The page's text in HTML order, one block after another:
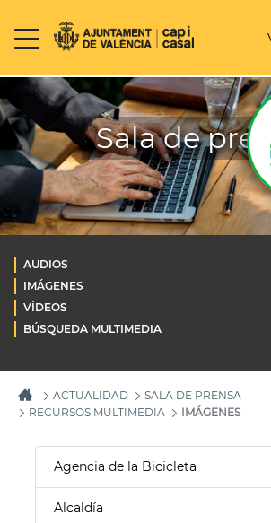
Sala de
AUDIOS
IMÁGENES
VÍDEOS
BÚSQUEDA MULTIMEDIA
ACTUALIDAD
SALA DE PRENSA
RECURSOS MULTIMEDIA
IMÁGENES
Agencia de la Bicicleta
Alcaldía